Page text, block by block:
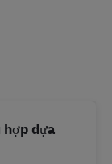
dựa